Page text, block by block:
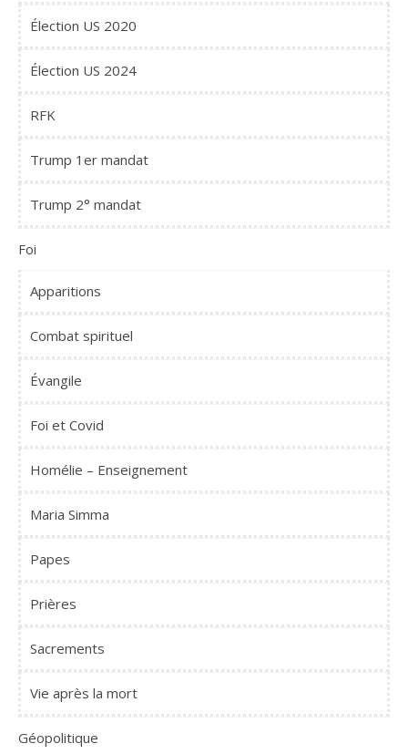
Élection US 2020
Élection US 2024
RFK
Trump 1er mandat
Trump 2° mandat
Foi
Apparitions
Combat spirituel
Évangile
Foi et Covid
Homélie – Enseignement
Maria Simma
Papes
Prières
Sacrements
Vie après la mort
Géopolitique